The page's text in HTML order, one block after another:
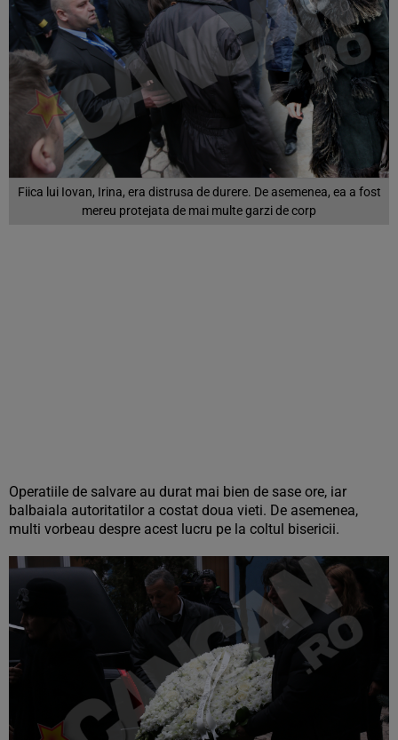
Fiica lui Iovan, Irina, era distrusa de durere. De asemenea, ea a fost
mereu protejata de mai multe garzi de corp
Operatiile de salvare au durat mai bien de sase ore, iar
balbaiala autoritatilor a costat doua vieti. De asemenea,
multi vorbeau despre acest lucru pe la coltul bisericii.